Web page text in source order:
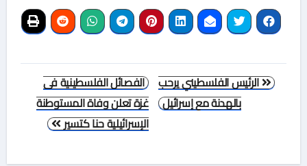
تصفّح
المقالات
الفصائل الفلسطينية فى
غزة تعلن وفاة المستوطنة
الإسرائيلية حنا كتسير
الرئيس الفلسطيني يرحب
بالهدنة مع إسرائيل